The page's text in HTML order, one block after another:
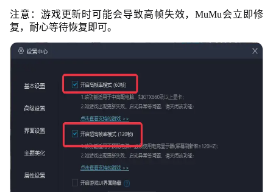
注意：游戏更新时可能会导致高帧失效，MuMu会立即修
复，耐心等待恢复即可。